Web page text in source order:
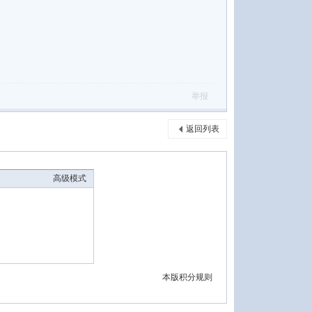
举报
返回列表
高级模式
本版积分规则